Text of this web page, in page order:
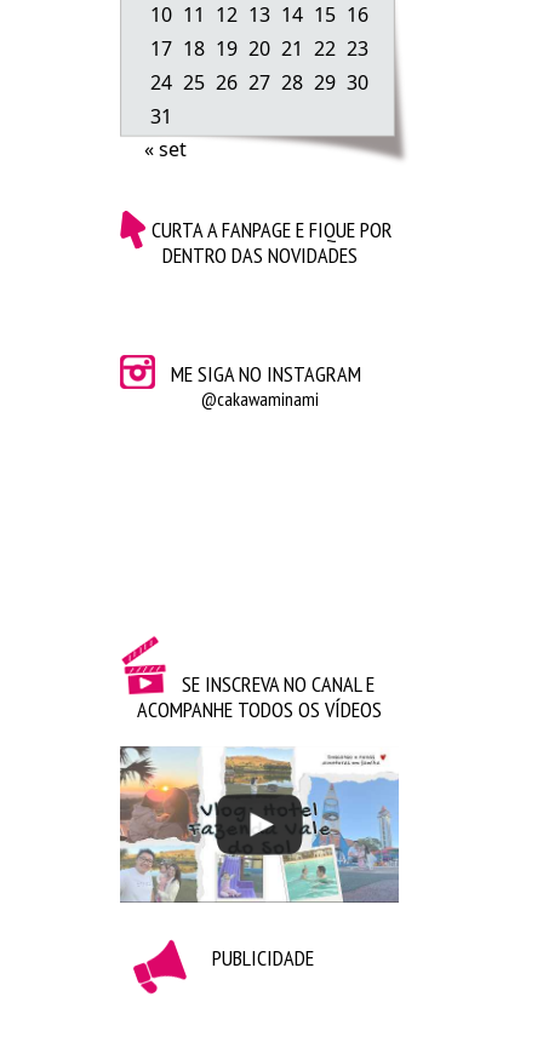
10 11 12 13 14 15 16
17 18 19 20 21 22 23
24 25 26 27 28 29 30
31
« set
CURTA A FANPAGE E FIQUE POR
DENTRO DAS NOVIDADES
ME SIGA NO INSTAGRAM
@cakawaminami
SE INSCREVA NO CANAL E
ACOMPANHE TODOS OS VÍDEOS
PUBLICIDADE